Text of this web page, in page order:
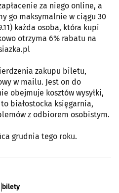
za niego online, a
go maksymalnie w ciągu 30
każda osoba, która kupi
otrzyma 6% rabatu na
zakupu biletu,
w mailu. Jest on do
obejmuje kosztów wysyłki,
białostocka księgarnia,
z odbiorem osobistym.
grudnia tego roku.
bilety